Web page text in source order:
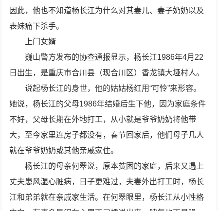
因此，他也不知道杨长江为什么对其妻儿、妻子奶奶以及
表妹痛下杀手。
上门女婿
巍山警方发布的协查通报显示，杨长江1986年4月22
日出生，是重庆市合川县（现合川区）香龙镇大垭村人。
说起杨长江的身世，他的姑姑杨红用“可怜”来形容。
她说，杨长江的父母1986年结婚后生下他，因为家庭条件
不好，父母长期在外地打工，从小就是爷爷奶奶将他带
大，至今家里连房子都没有，春节回家后，他们母子几人
就在爷爷奶奶或其他亲戚家住。
杨长江的母亲何翠说，原本贫困的家庭，后来又遇上
丈夫患风湿心脏病，日子更难过，夫妻外出打工时，杨长
江和弟弟就在亲戚家生活。在何翠眼里，杨长江从小性格